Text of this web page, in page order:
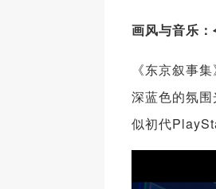
画风与音乐
《东京叙事
深蓝色的氛
似初代